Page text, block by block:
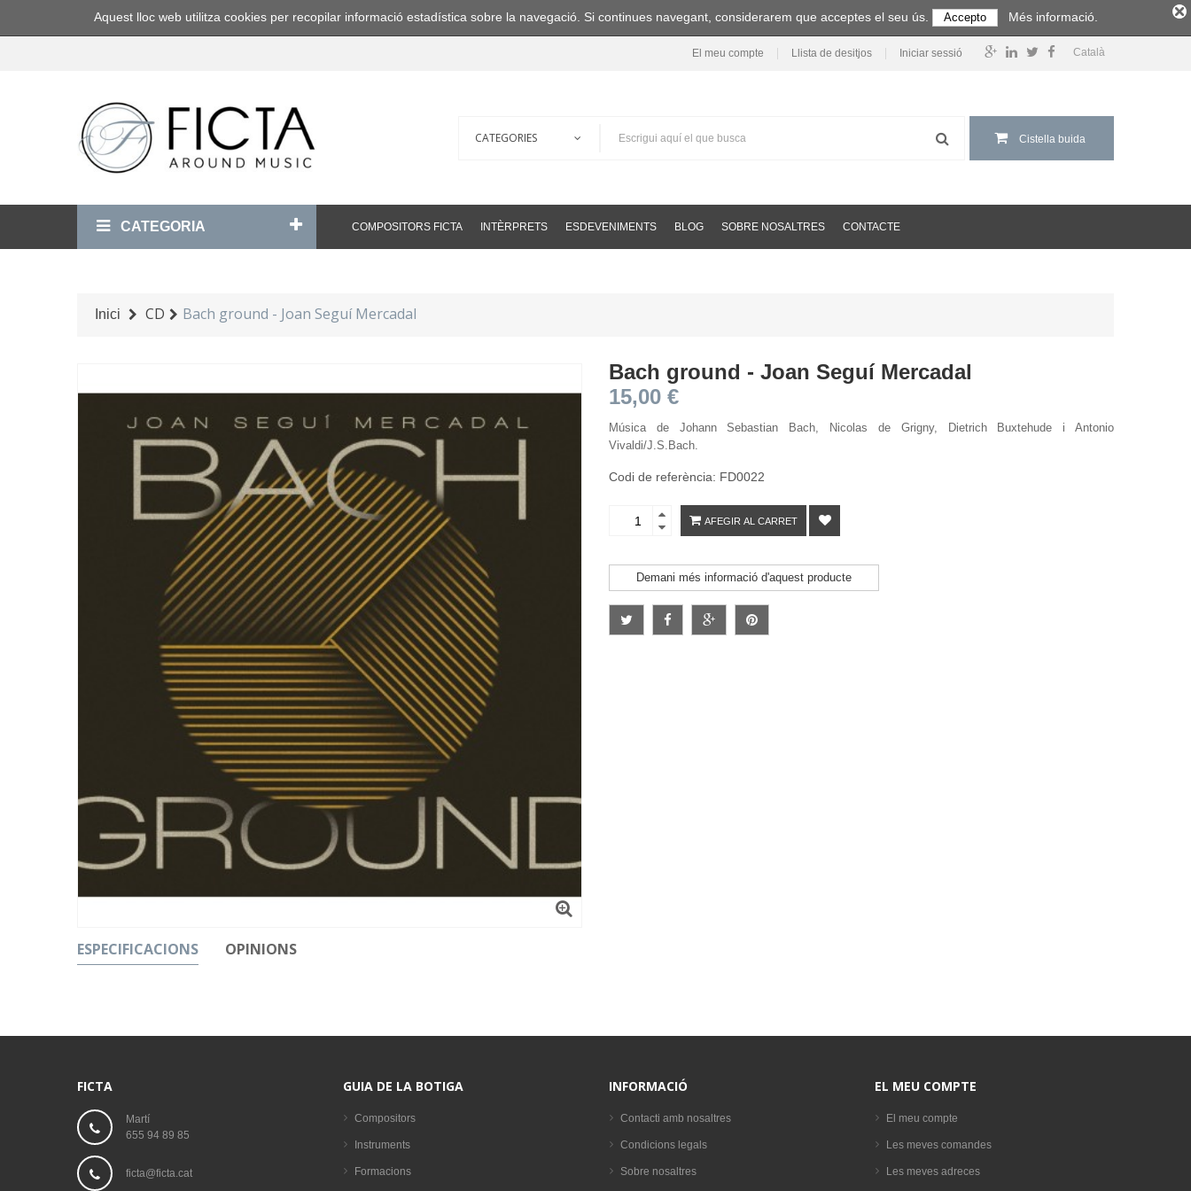
Català
El meu compte Llista de desitjos Iniciar sessió
Cistella buida
CATEGORIA COMPOSITORS FICTA INTÈRPRETS ESDEVENIMENTS BLOG SOBRE NOSALTRES CONTACTE
Inici CD Bach ground - Joan Seguí Mercadal
Bach ground - Joan Seguí Mercadal
15,00 €
Música de Johann Sebastian Bach, Nicolas de Grigny, Dietrich Buxtehude i Antonio
Vivaldi/J.S.Bach.
Codi de referència: FD0022
AFEGIR AL CARRET
Demani més informació d'aquest producte
ESPECIFICACIONS OPINIONS
FICTA
Martí
655 94 89 85
ficta@ficta.cat
GUIA DE LA BOTIGA
Compositors
Instruments
Formacions
INFORMACIÓ
Contacti amb nosaltres
Condicions legals
Sobre nosaltres
EL MEU COMPTE
El meu compte
Les meves comandes
Les meves adreces
Aquest lloc web utilitza cookies per recopilar informació estadística sobre la navegació. Si continues navegant, considerarem que acceptes el seu ús. Accepto Més informació.